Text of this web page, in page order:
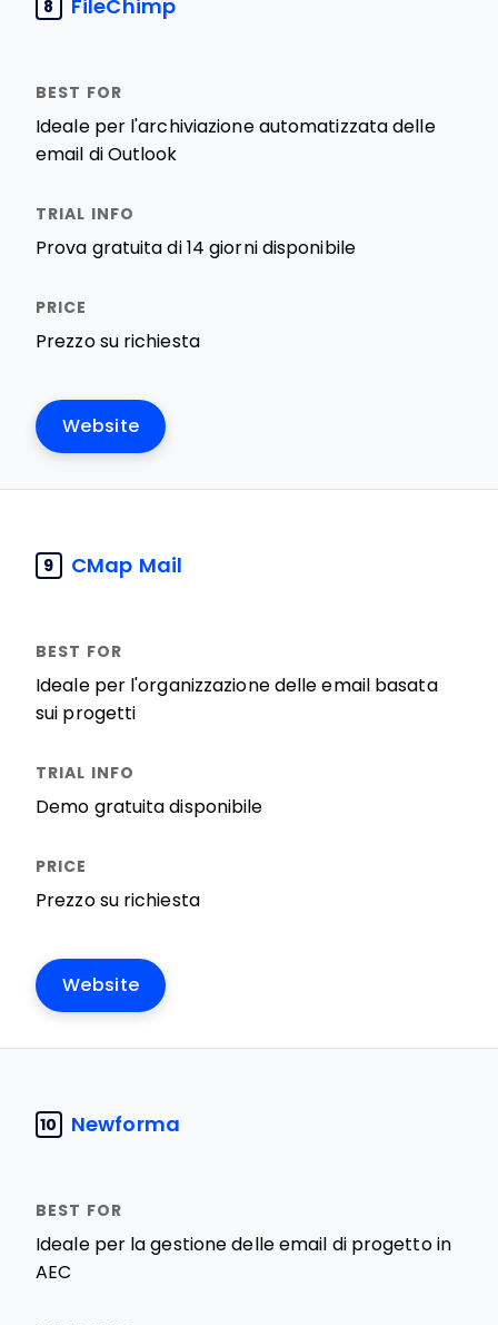
8 FileChimp
Ideale per l'archiviazione automatizzata delle
email di Outlook
Prova gratuita di 14 giorni disponibile
Prezzo su richiesta
Website
9 CMap Mail
Ideale per l'organizzazione delle email basata
sui progetti
Demo gratuita disponibile
Prezzo su richiesta
Website
10 Newforma
Ideale per la gestione delle email di progetto in
AEC